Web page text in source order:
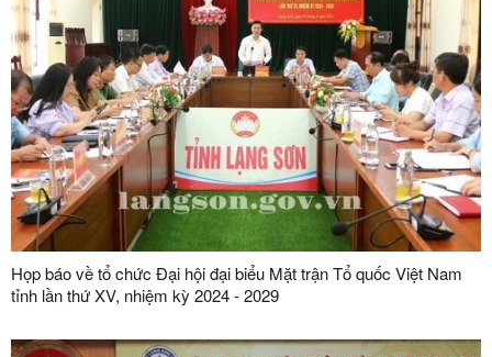
Họp báo về tổ chức Đại hội đại biểu Mặt trận Tổ quốc Việt Nam
tỉnh lần thứ XV, nhiệm kỳ 2024 - 2029